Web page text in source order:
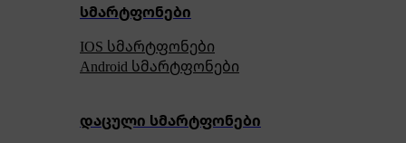
სმარტფონები
IOS სმარტფონები
Android სმარტფონები
დაცული სმარტფონები